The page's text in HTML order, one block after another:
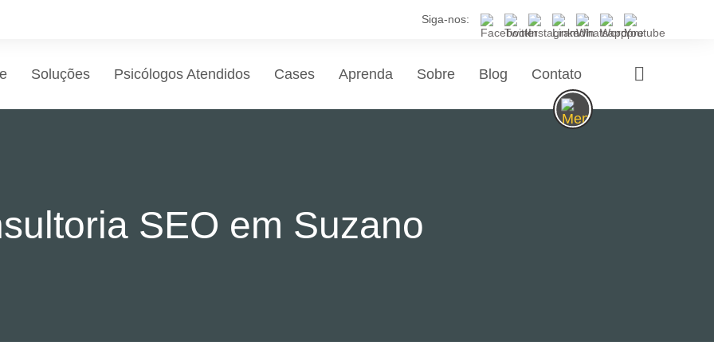
Siga-nos:
Soluções Psicólogos Atendidos Cases Aprenda Sobre Blog Contato
SEO em Suzano